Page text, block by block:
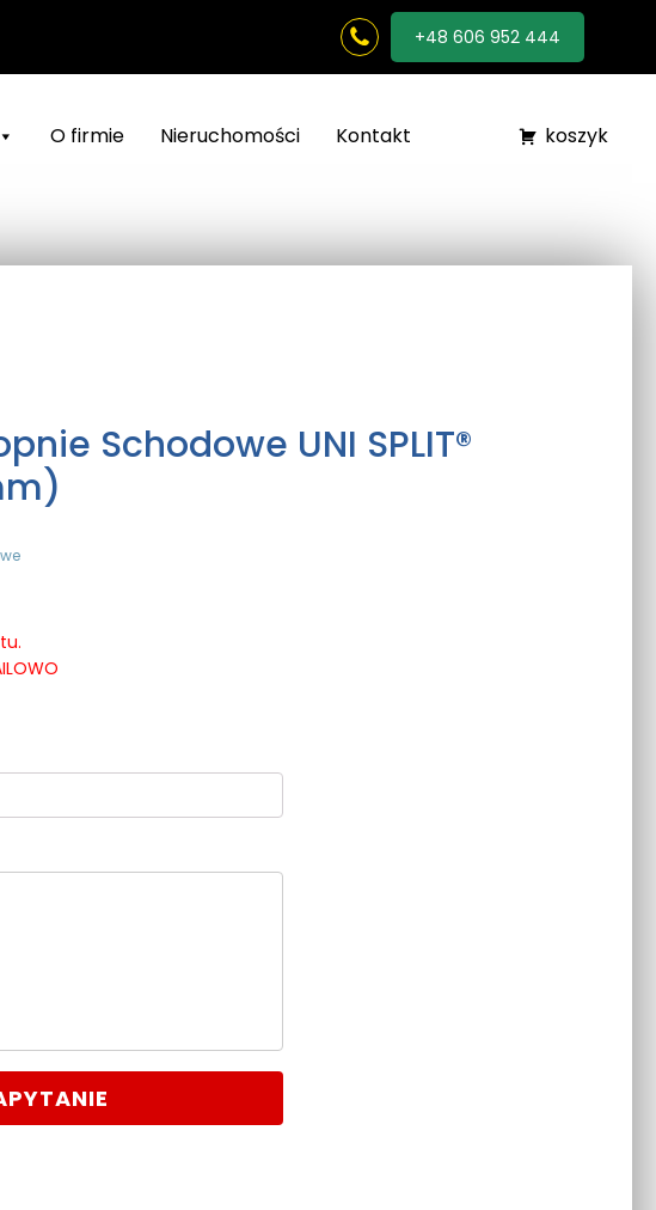
+48 606 952 444
O firmie Nieruchomości Kontakt koszyk
Schodowe UNI SPLIT®